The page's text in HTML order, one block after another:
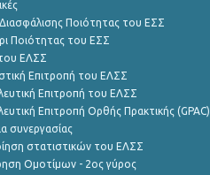
Ποιότητας του ΕΣΣ
Ποιότητας του ΕΣΣ
ΕΛΣΣ
Επιτροπή του ΕΛΣΣ
Επιτροπή του ΕΛΣΣ
Επιτροπή Ορθής Πρακτικής (GPAC)
συνεργασίας
στατιστικών του ΕΛΣΣ
Ομοτίμων - 2ος γύρος